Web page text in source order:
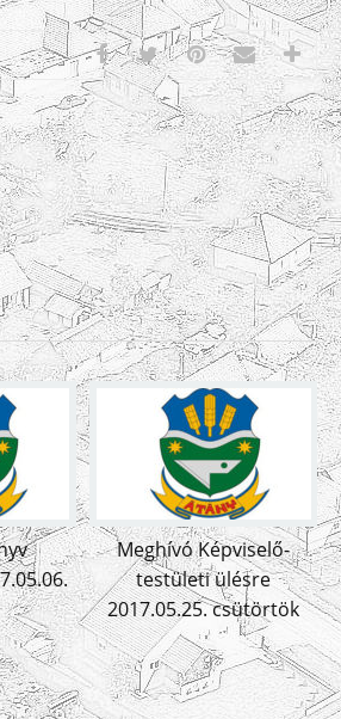
Meghívó Képviselő-
testületi ülésre
2017.05.25. csütörtök